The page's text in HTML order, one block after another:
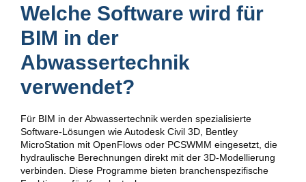
Welche Software wird für
BIM in der
Abwassertechnik
verwendet?
Für BIM in der Abwassertechnik werden spezialisierte
Software-Lösungen wie Autodesk Civil 3D, Bentley
MicroStation mit OpenFlows oder PCSWMM eingesetzt, die
hydraulische Berechnungen direkt mit der 3D-Modellierung
verbinden. Diese Programme bieten branchenspezifische